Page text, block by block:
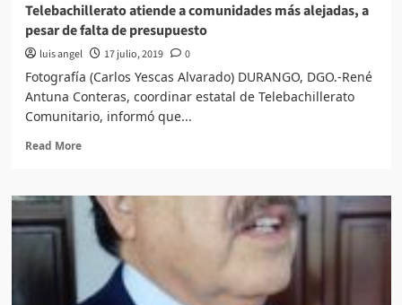
Telebachillerato atiende a comunidades más alejadas, a
pesar de falta de presupuesto
luis angel 17 julio, 2019 0
Fotografía (Carlos Yescas Alvarado) DURANGO, DGO.-René
Antuna Conteras, coordinar estatal de Telebachillerato
Comunitario, informó que...
Read MoreRead
Telebachillerato
atiende
comunidades
alejadas,
a